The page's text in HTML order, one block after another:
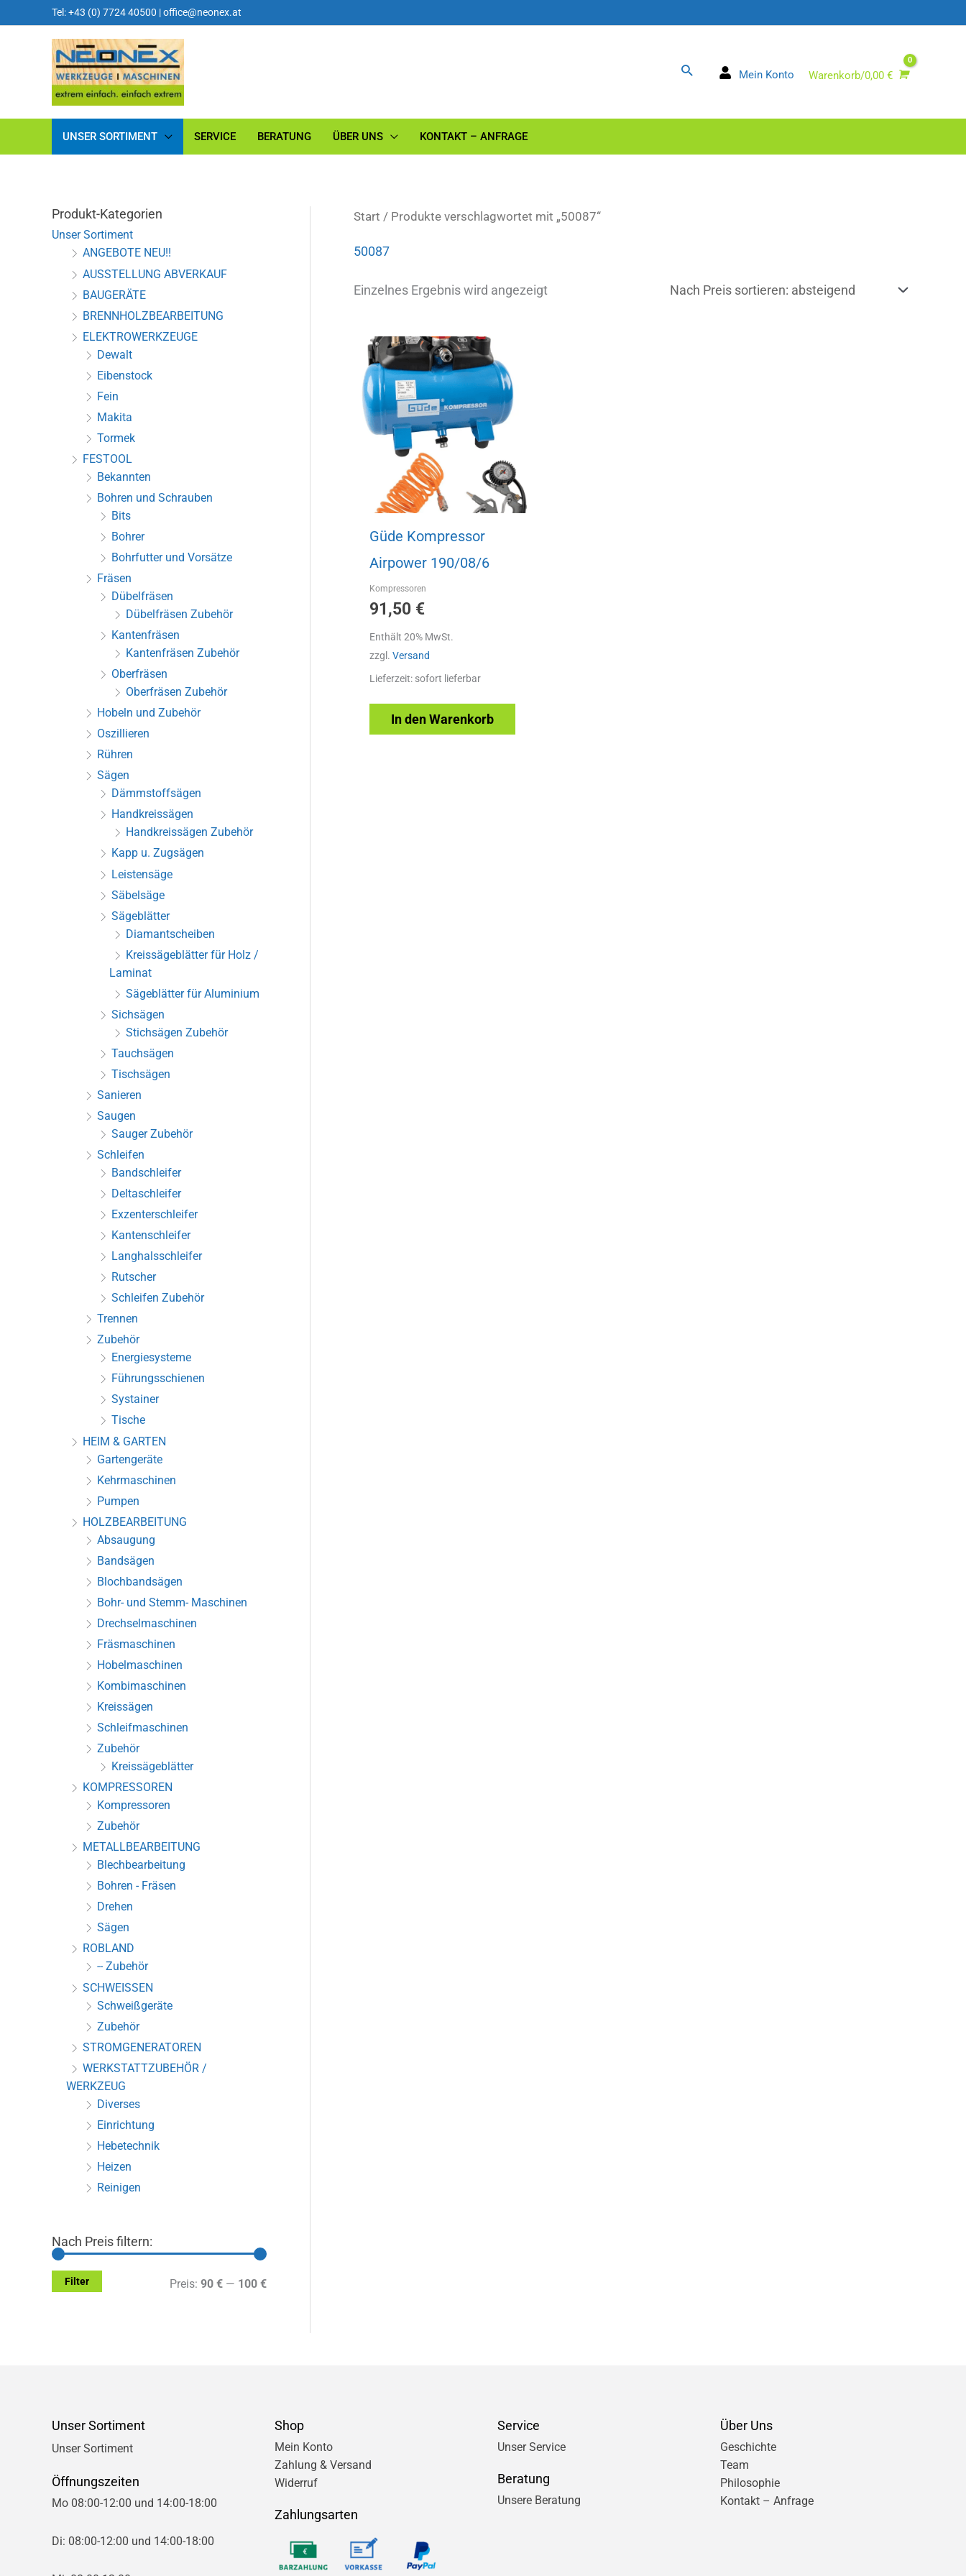
Tel: +43 (0) 7724 40500 |office@neonex.at
Suchen Mein Konto Warenkorb/0,00 €
UNSER SORTIMENT SERVICE BERATUNG ÜBER UNS KONTAKT – ANFRAGE
Produkt-Kategorien
Unser Sortiment
ANGEBOTE NEU!!
AUSSTELLUNG ABVERKAUF
BAUGERÄTE
BRENNHOLZBEARBEITUNG
ELEKTROWERKZEUGE
Dewalt
Eibenstock
Fein
Makita
Tormek
FESTOOL
Bekannten
Bohren und Schrauben
Bits
Bohrer
Bohrfutter und Vorsätze
Fräsen
Dübelfräsen
Dübelfräsen Zubehör
Kantenfräsen
Kantenfräsen Zubehör
Oberfräsen
Oberfräsen Zubehör
Hobeln und Zubehör
Oszillieren
Rühren
Sägen
Dämmstoffsägen
Handkreissägen
Handkreissägen Zubehör
Kapp u. Zugsägen
Leistensäge
Säbelsäge
Sägeblätter
Diamantscheiben
Kreissägeblätter für Holz /
Laminat
Sägeblätter für Aluminium
Sichsägen
Stichsägen Zubehör
Tauchsägen
Tischsägen
Sanieren
Saugen
Sauger Zubehör
Schleifen
Bandschleifer
Deltaschleifer
Exzenterschleifer
Kantenschleifer
Langhalsschleifer
Rutscher
Schleifen Zubehör
Trennen
Zubehör
Energiesysteme
Führungsschienen
Systainer
Tische
HEIM & GARTEN
Gartengeräte
Kehrmaschinen
Pumpen
HOLZBEARBEITUNG
Absaugung
Bandsägen
Blochbandsägen
Bohr- und Stemm- Maschinen
Drechselmaschinen
Fräsmaschinen
Hobelmaschinen
Kombimaschinen
Kreissägen
Schleifmaschinen
Zubehör
Kreissägeblätter
KOMPRESSOREN
Kompressoren
Zubehör
METALLBEARBEITUNG
Blechbearbeitung
Bohren - Fräsen
Drehen
Sägen
ROBLAND
-- Zubehör
SCHWEISSEN
Schweißgeräte
Zubehör
STROMGENERATOREN
WERKSTATTZUBEHÖR /
WERKZEUG
Diverses
Einrichtung
Hebetechnik
Heizen
Reinigen
Nach Preis filtern:
M
M
Filter Preis: 90 € — 100 €
Start / Produkte verschlagwortet mit „50087“
50087
Einzelnes Ergebnis wird angezeigt
Güde Kompressor
Airpower 190/08/6
Kompressoren
91,50 €
Enthält 20% MwSt.
zzgl. Versand
Lieferzeit: sofort lieferbar
In den Warenkorb
Unser Sortiment
Unser Sortiment
Öffnungszeiten
Mo 08:00-12:00 und 14:00-18:00
Di: 08:00-12:00 und 14:00-18:00
Shop
Mein Konto
Zahlung & Versand
Widerruf
Zahlungsarten
Service
Unser Service
Beratung
Unsere Beratung
Über Uns
Geschichte
Team
Philosophie
Kontakt – Anfrage